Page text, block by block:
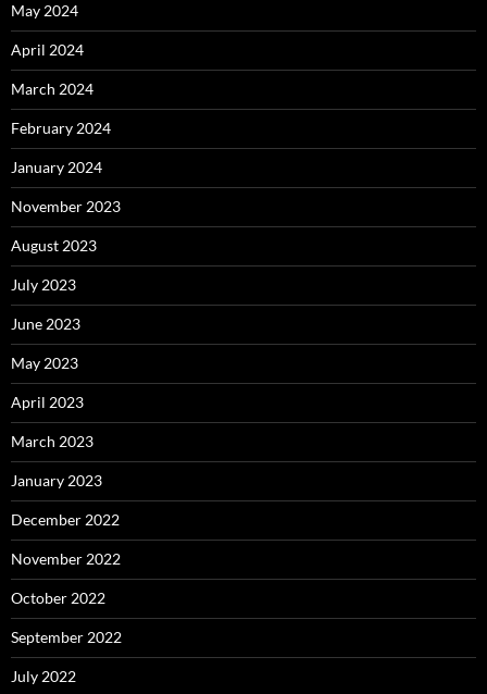
May 2024
April 2024
March 2024
February 2024
January 2024
November 2023
August 2023
July 2023
June 2023
May 2023
April 2023
March 2023
January 2023
December 2022
November 2022
October 2022
September 2022
July 2022